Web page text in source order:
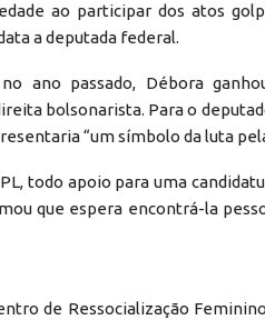
ao participar dos atos
a deputada federal.
ano passado, Débora
bolsonarista. Para o
“um símbolo da luta
todo apoio para uma
que espera encontrá-la
de Ressocialização